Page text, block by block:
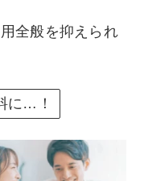
全般を抑えられ
に…！